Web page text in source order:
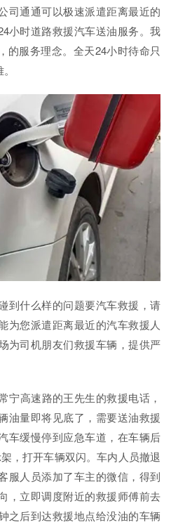
司通通可以极速派遣距离最近的
小时道路救援汽车送油服务。我
的服务理念。全天24小时待命只
到什么样的问题要汽车救援，请
为您派遣距离最近的汽车救援人
为司机朋友们救援车辆，提供严
宁高速路的王先生的救援电话，
油量即将见底了，需要送油救援
车缓慢停到应急车道，在车辆后
，打开车辆双闪。车内人员撤退
服人员添加了车主的微信，得到
，立即调度附近的救援师傅前去
之后到达救援地点给没油的车辆